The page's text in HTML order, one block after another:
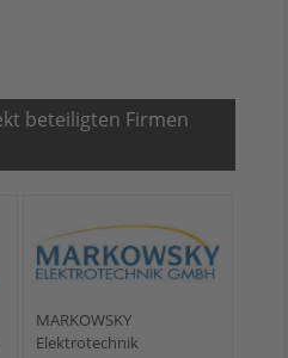
beteiligten Firmen
MARKOWSKY
Elektrotechnik